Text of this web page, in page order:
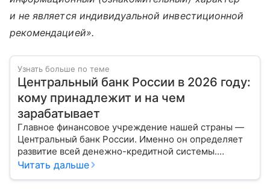
и не является индивидуальной инвестиционной
рекомендацией».
Узнать больше по теме
Центральный банк России в 2026 году:
кому принадлежит и на чем
зарабатывает
Главное финансовое учреждение нашей страны —
Центральный банк России. Именно он определяет
развитие всей денежно-кредитной системы.
Расскажем о его структуре, задачах и дадим
Читать дальше